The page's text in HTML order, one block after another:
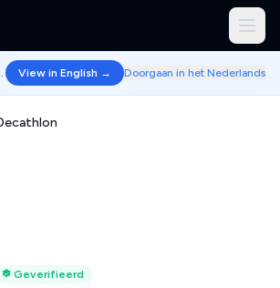
View in English → Doorgaan in het Nederlands
Geverifieerd